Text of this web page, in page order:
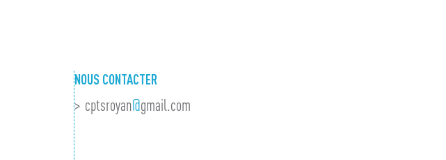
NOUS CONTACTER
cptsroyan@gmail.com